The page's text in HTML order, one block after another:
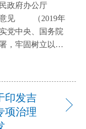
民政府办公厅
意见 （2019年
，牢固树立以人
效机制，落实监
安全工作的满意
食品安全法》，
健全食品安全
。全面落实
印发吉
项治理